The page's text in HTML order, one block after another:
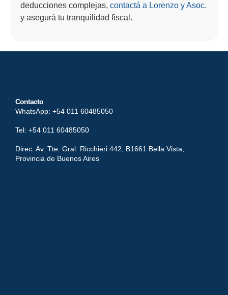
deducciones complejas, contactá a Lorenzo y Asoc.
y asegurá tu tranquilidad fiscal.
Contacto
WhatsApp: +54 011 60485050
Tel: +54 011 60485050
Direc: Av. Tte. Gral. Ricchieri 442, B1661 Bella Vista,
Provincia de Buenos Aires